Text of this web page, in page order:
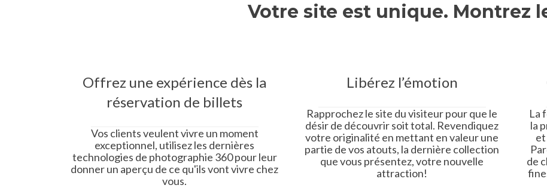
Votre site est unique. Montrez
Offrez une expérience dès la
réservation de billets
Vos clients veulent vivre un moment
exceptionnel, utilisez les dernières
technologies de photographie 360 pour leur
donner un aperçu de ce qu'ils vont vivre chez
vous.
Libérez l’émotion
Rapprochez le site du visiteur pour que le
désir de découvrir soit total. Revendiquez
votre originalité en mettant en valeur une
partie de vos atouts, la dernière collection
que vous présentez, votre nouvelle
attraction!
La
la
et
de